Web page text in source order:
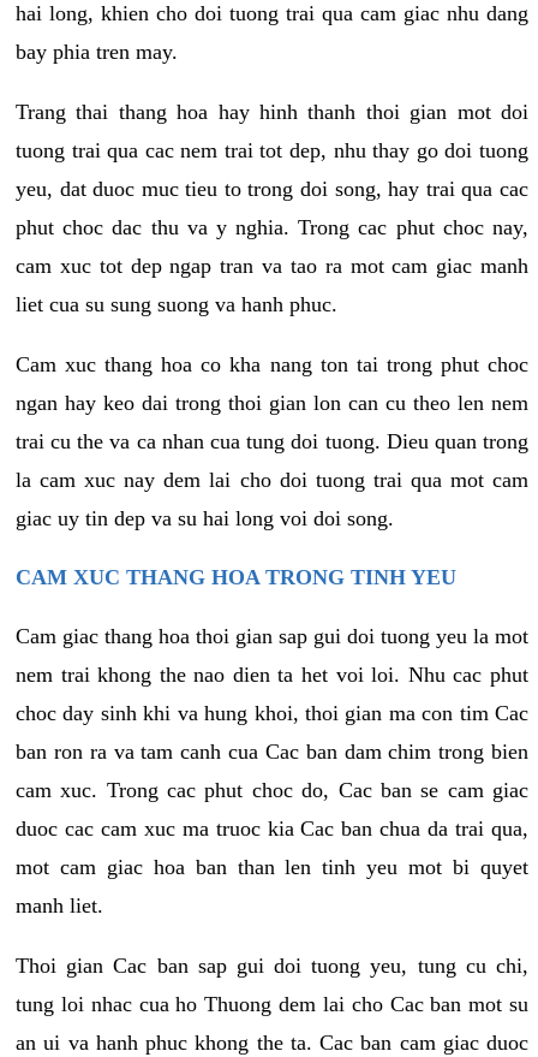
hai long, khien cho doi tuong trai qua cam giac nhu dang
bay phia tren may.
Trang thai thang hoa hay hinh thanh thoi gian mot doi
tuong trai qua cac nem trai tot dep, nhu thay go doi tuong
yeu, dat duoc muc tieu to trong doi song, hay trai qua cac
phut choc dac thu va y nghia. Trong cac phut choc nay,
cam xuc tot dep ngap tran va tao ra mot cam giac manh
liet cua su sung suong va hanh phuc.
Cam xuc thang hoa co kha nang ton tai trong phut choc
ngan hay keo dai trong thoi gian lon can cu theo len nem
trai cu the va ca nhan cua tung doi tuong. Dieu quan trong
la cam xuc nay dem lai cho doi tuong trai qua mot cam
giac uy tin dep va su hai long voi doi song.
CAM XUC THANG HOA TRONG TINH YEU
Cam giac thang hoa thoi gian sap gui doi tuong yeu la mot
nem trai khong the nao dien ta het voi loi. Nhu cac phut
choc day sinh khi va hung khoi, thoi gian ma con tim Cac
ban ron ra va tam canh cua Cac ban dam chim trong bien
cam xuc. Trong cac phut choc do, Cac ban se cam giac
duoc cac cam xuc ma truoc kia Cac ban chua da trai qua,
mot cam giac hoa ban than len tinh yeu mot bi quyet
manh liet.
Thoi gian Cac ban sap gui doi tuong yeu, tung cu chi,
tung loi nhac cua ho Thuong dem lai cho Cac ban mot su
an ui va hanh phuc khong the ta. Cac ban cam giac duoc